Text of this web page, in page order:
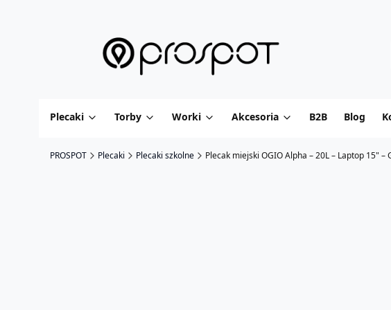
Plecaki Torby Worki Akcesoria B2B Blog
PROSPOT Plecaki Plecaki szkolne Plecak miejski OGIO Alpha – 20L – Laptop 15" –